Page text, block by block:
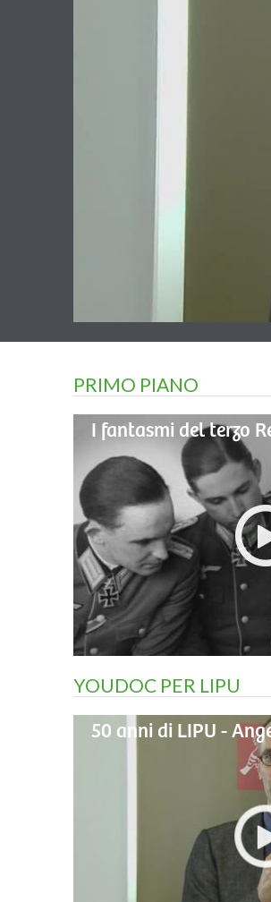
PRIMO PIANO
I fantasmi del terzo
YOUDOC PER LIPU
50 anni di LIPU -